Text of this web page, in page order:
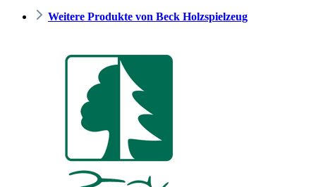
Weitere Produkte von Beck Holzspielzeug